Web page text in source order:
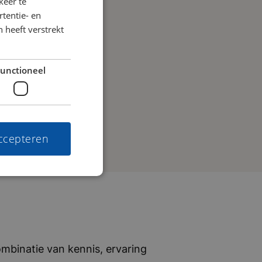
van kennis, ervaring
en
heeft verstrekt